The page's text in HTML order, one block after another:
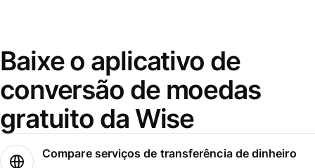
Baixe o aplicativo de
conversão de moedas
gratuito da Wise
Compare serviços de transferência de dinheiro